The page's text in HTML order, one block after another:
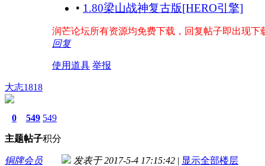
• 1.80梁山战神复古版[HERO引擎]
润芒论坛所有资源均免费下载，回复帖子即出现下
回复
使用道具 举报
大志1818
0
主题
549
帖子
549
积分
铜牌会员 发表于 2017-5-4 17:15:42 | 显示全部楼层